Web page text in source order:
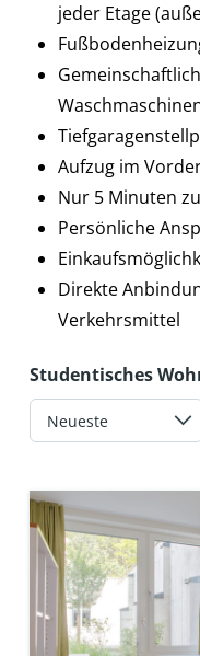
jeder Etage
Aufzug im
Nur 5 Minuten
Persönliche
Direkte
Verkehrsmittel
Studentisches